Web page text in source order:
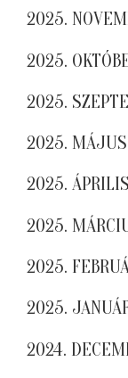
2025.
2025.
2025.
2025. MÁJUS
2025. ÁPRILIS
2025.
2025.
2025.
2024.